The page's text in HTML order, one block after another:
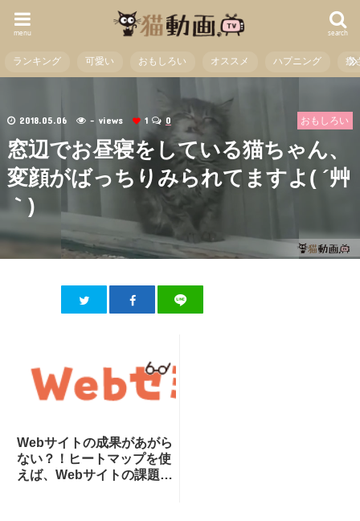
search
menu
ランキング 可愛い おもしろい オススメ ハプニング 癒
おもしろい
2018.05.06 - views 1 0
窓辺でお昼寝をしている猫ちゃん、
変顔がばっちりみられてますよ( ´艸
｀)
Webサイトの成果があがら
ない？！ヒートマップを使
えば、Webサイトの課題が